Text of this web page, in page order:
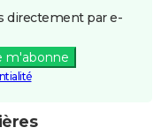
directement par e-
m'abonne